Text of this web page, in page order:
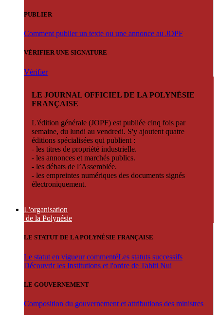
PUBLIER
Comment publier un texte ou une annonce au JOPF
VÉRIFIER UNE SIGNATURE
Vérifier
LE JOURNAL OFFICIEL DE LA POLYNÉSIE
FRANÇAISE
L'édition générale (JOPF) est publiée cinq fois par
semaine, du lundi au vendredi. S'y ajoutent quatre
éditions spécialisées qui publient :
- les titres de propriété industrielle.
- les annonces et marchés publics.
- les débats de l’Assemblée.
- les empreintes numériques des documents signés
électroniquement.
L'organisation
de la Polynésie
LE STATUT DE LA POLYNÉSIE FRANÇAISE
Le statut en vigueur commentéLes statuts successifs
Découvrir les Institutions et l'ordre de Tahiti Nui
LE GOUVERNEMENT
Composition du gouvernement et attributions des ministres